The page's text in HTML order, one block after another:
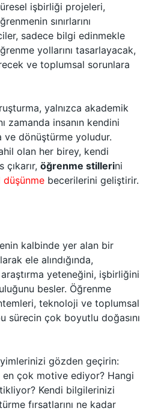
işbirliği projeleri,
sınırlarını
sadece bilgi edinmekle
yollarını tasarlayacak,
ve toplumsal sorunlara
yalnızca akademik
zamanda insanın kendini
ve dönüştürme yoludur.
olan her birey, kendi
öğrenme stillerini
düşünme becerilerini geliştirir.
kalbinde yer alan bir
ele alındığında,
yeteneğini, işbirliğini
besler. Öğrenme
teknoloji ve toplumsal
sürecin çok boyutlu doğasını
gözden geçirin:
çok motive ediyor? Hangi
Kendi bilgilerinizi
fırsatlarını ne kadar